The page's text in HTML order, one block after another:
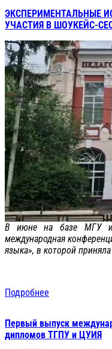
ЭКСПЕРИМЕНТАЛЬНЫЕ
УЧАСТИЯ В ШОУКЕЙС-
В июне на базе МГУ
международная
языка», в которой приняла
Подробнее
Первый выпуск
дипломов ТГПУ и ЦУИЯ